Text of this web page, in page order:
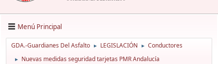
Menú Principal
GDA.-Guardianes Del Asfalto ► LEGISLACIÓN ► Conductores
► Nuevas medidas seguridad tarjetas PMR Andalucía